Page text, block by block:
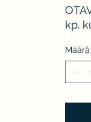
kp.
Määrä